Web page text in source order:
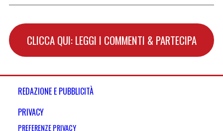
CLICCA QUI: LEGGI I COMMENTI & PARTECIPA
REDAZIONE E PUBBLICITÀ
PRIVACY
PREFERENZE PRIVACY